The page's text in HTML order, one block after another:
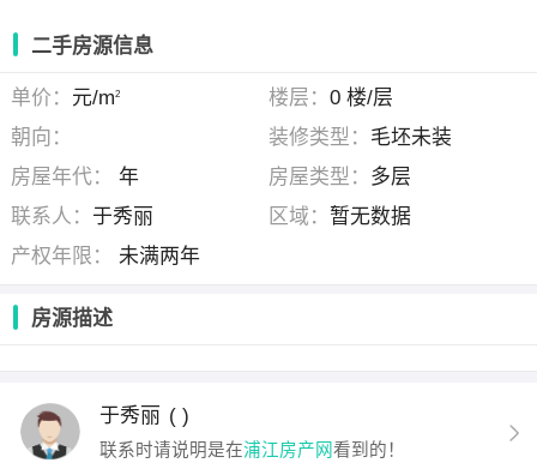
二手房源信息
单价： 元/m2 楼层： 0 楼/层
朝向：
装修类型： 毛坯未装
房屋年代：
年 房屋类型： 多层
联系人： 于秀丽 区域： 暂无数据
产权年限：
未满两年
房源描述
于秀丽 ( )
联系时请说明是在浦江房产网看到的！